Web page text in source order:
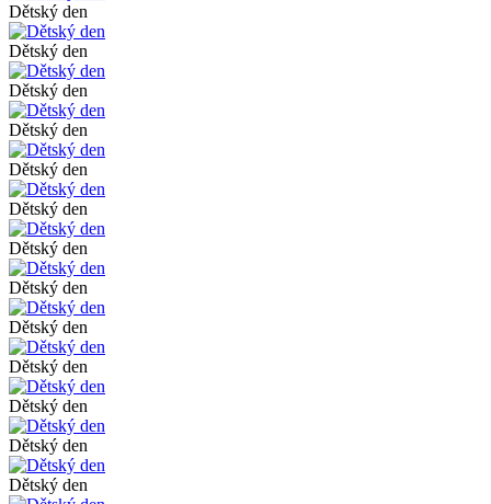
Dětský den
Dětský den
Dětský den
Dětský den
Dětský den
Dětský den
Dětský den
Dětský den
Dětský den
Dětský den
Dětský den
Dětský den
Dětský den